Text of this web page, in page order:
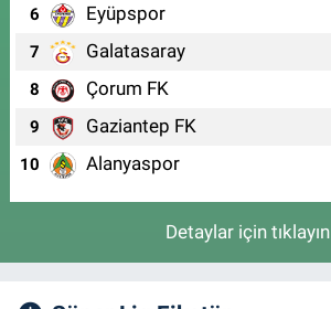
6 Eyüpspor
7 Galatasaray
8 Çorum FK
9 Gaziantep FK
10 Alanyaspor
Detaylar için tıklayın